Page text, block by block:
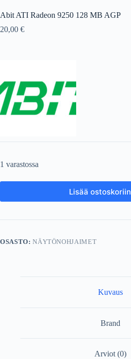
Abit ATI Radeon 9250 128 MB AGP
20,00 €
1 varastossa
Lisää ostoskoriin
OSASTO:NÄYTÖNOHJAIMET
Kuvaus
Brand
Arviot (0)